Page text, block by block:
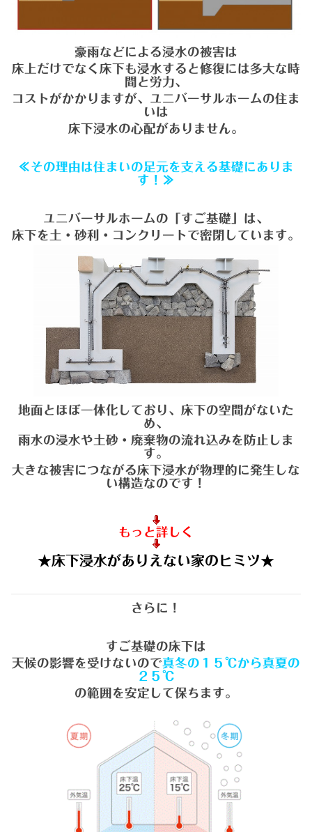
豪雨などによる浸水の被害は
床上だけでなく床下も浸水すると修復には多大な時
間と労力、
コストがかかりますが、ユニバーサルホームの住ま
いは
床下浸水の心配がありません。
≪その理由は住まいの足元を支える基礎にありま
す！≫
ユニバーサルホームの 「すご基礎」 は、
床下を土・砂利・コン クリートで密閉しています。
地面とほぼ一体化しており、床下の空間がないた
め、
雨水の浸水や土砂・廃棄物の流れ込みを防止しま
す。
大きな被害につながる床下浸水が物理的に発生しな
い構造なのです！
もっと詳しく
★床下浸水がありえない家のヒミツ★
さらに！
すご基礎の床下は
天候の影響を受けないので真冬の１５℃から真夏の
２５℃
の範囲を安定して保ちます。